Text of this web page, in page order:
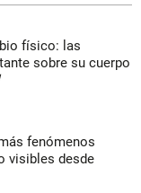
físico: las
sobre su cuerpo
fenómenos
visibles desde